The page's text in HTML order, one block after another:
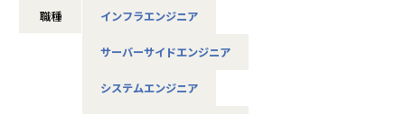
└入社直後は毎月、その後は隔月で面談。業務・人間関係・
ひとりで悩まず、安心して挑戦できます。
◆落ち着いた環境で、長く働きたい方へ
OKの案件も多く、週2～3日出社が基本。残業は月9時間ほど
職種 インフラエンジニア
サーバーサイドエンジニア
システムエンジニア